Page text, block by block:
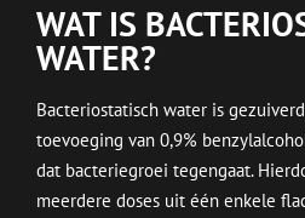
WAT IS
WATER?
Bacteriostatisch water is
toevoeging van 0,9%
dat bacteriegroei tegengaat.
meerdere doses uit één enkele